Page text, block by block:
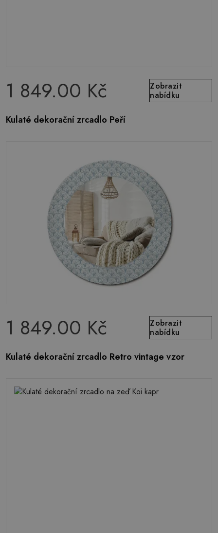
1 849.00 Kč
Zobrazit
nabídku
Kulaté dekorační zrcadlo Peří
1 849.00 Kč
Zobrazit
nabídku
Kulaté dekorační zrcadlo Retro vintage vzor